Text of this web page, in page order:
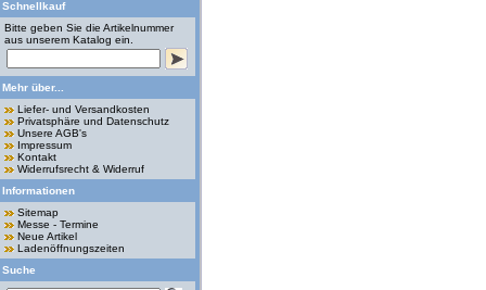
Schnellkauf
Bitte geben Sie die Artikelnummer
aus unserem Katalog ein.
Mehr über...
Liefer- und Versandkosten
Privatsphäre und Datenschutz
Unsere AGB's
Impressum
Kontakt
Widerrufsrecht & Widerruf
Informationen
Sitemap
Messe - Termine
Neue Artikel
Ladenöffnungszeiten
Suche